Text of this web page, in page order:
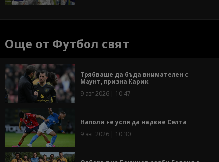
Още от Футбол свят
Трябваше да бъда внимателен с
Маунт, призна Карик
9 авг 2026 | 10:47
Наполи не успя да надвие Селта
9 авг 2026 | 10:30